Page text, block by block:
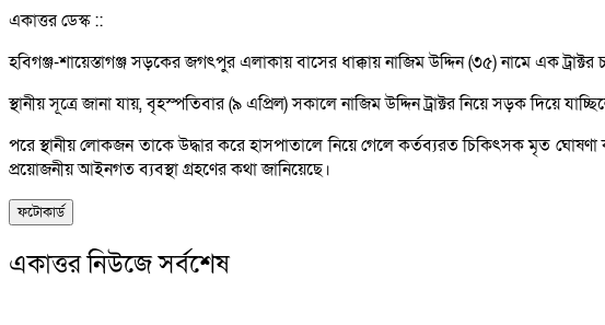
একাত্তর ডেস্ক ::
হবিগঞ্জ-শায়েস্তাগঞ্জ সড়কের জগৎপুর এলাকায় বাসের ধাক্কায় নাজিম উদ্দিন (৩৫) নামে এক
স্থানীয় সূত্রে জানা যায়, বৃহস্পতিবার (৯ এপ্রিল) সকালে নাজিম উদ্দিন ট্রাক্টর নিয়ে সড়ক
পরে স্থানীয় লোকজন তাকে উদ্ধার করে হাসপাতালে নিয়ে গেলে কর্তব্যরত চিকিৎসক মৃত
প্রয়োজনীয় আইনগত ব্যবস্থা গ্রহণের কথা জানিয়েছে।
ফটোকার্ড
একাত্তর নিউজে সর্বশেষ